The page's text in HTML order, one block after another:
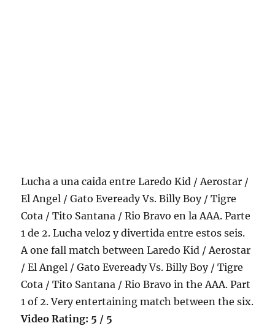
Lucha a una caida entre Laredo Kid / Aerostar /
El Angel / Gato Eveready Vs. Billy Boy / Tigre
Cota / Tito Santana / Rio Bravo en la AAA. Parte
1 de 2. Lucha veloz y divertida entre estos seis.
A one fall match between Laredo Kid / Aerostar
/ El Angel / Gato Eveready Vs. Billy Boy / Tigre
Cota / Tito Santana / Rio Bravo in the AAA. Part
1 of 2. Very entertaining match between the six.
Video Rating: 5 / 5